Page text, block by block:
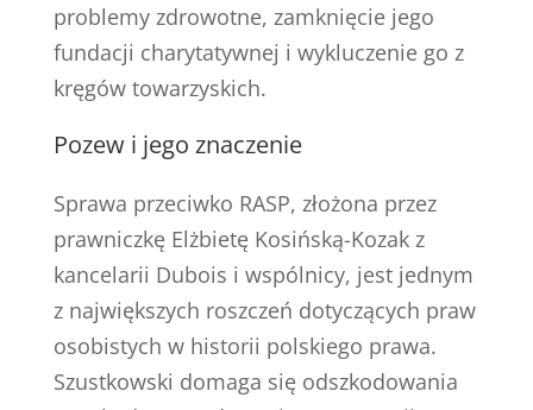
problemy zdrowotne, zamknięcie jego
fundacji charytatywnej i wykluczenie go z
kręgów towarzyskich.
Pozew i jego znaczenie
Sprawa przeciwko RASP, złożona przez
prawniczkę Elżbietę Kosińską-Kozak z
kancelarii Dubois i wspólnicy, jest jednym
z największych roszczeń dotyczących praw
osobistych w historii polskiego prawa.
Szustkowski domaga się odszkodowania